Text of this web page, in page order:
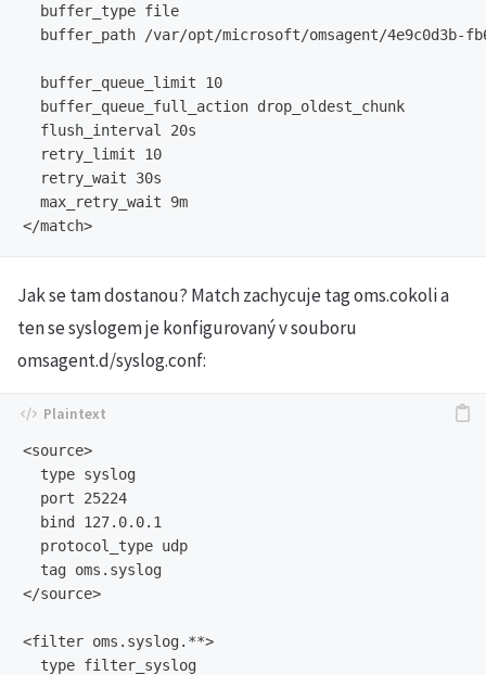
  buffer_type file
buffer_path /var/opt/microsoft/omsagent/4e9c0d3b-
  buffer_queue_limit 10
  buffer_queue_full_action drop_oldest_chunk
  flush_interval 20s
  retry_limit 10
  retry_wait 30s
  max_retry_wait 9m
Jak se tam dostanou? Match zachycuje tag oms.cokoli a
ten se syslogem je konfigurovaný v souboru
omsagent.d/syslog.conf:
<source>
  type syslog
  port 25224
  bind 127.0.0.1
  protocol_type udp
  tag oms.syslog
</source>
<filter oms.syslog.**>
  type filter_syslog